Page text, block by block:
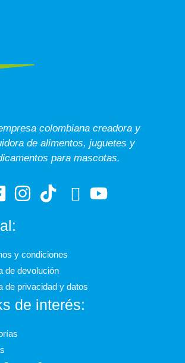
colombiana creadora y
de alimentos, juguetes y
para mascotas.
y condiciones
de devolución
de privacidad y datos
de interés: